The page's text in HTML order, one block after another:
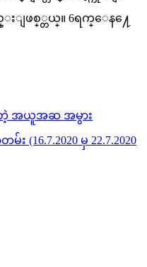
ျဖစ္္တယ္။ 6ရက္ေန႔ေ
ဆိုတဲ့ အယူအဆ အမွား
မှ 22.7.2020